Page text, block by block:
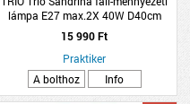
lámpa E27 max.2X 40W D40cm
H10cm üveg, fehér
15 990 Ft
Praktiker
A bolthoz
Info